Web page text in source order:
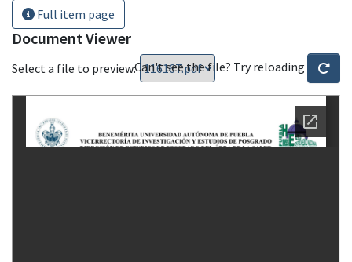
Full item page
Document Viewer
Select a file to preview:Can't see the file? Try reloading